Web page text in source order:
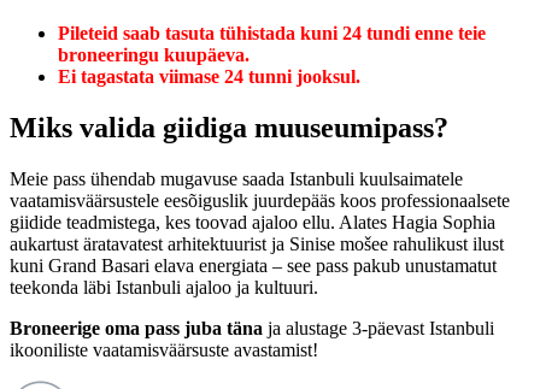
Pileteid saab tasuta tühistada kuni 24 tundi enne teie
broneeringu kuupäeva.
Ei tagastata viimase 24 tunni jooksul.
Miks valida giidiga muuseumipass?
Meie pass ühendab mugavuse saada Istanbuli kuulsaimatele
vaatamisväärsustele eesõiguslik juurdepääs koos professionaalsete
giidide teadmistega, kes toovad ajaloo ellu. Alates Hagia Sophia
aukartust äratavatest arhitektuurist ja Sinise mošee rahulikust ilust
kuni Grand Basari elava energiata – see pass pakub unustamatut
teekonda läbi Istanbuli ajaloo ja kultuuri.
Broneerige oma pass juba täna ja alustage 3-päevast Istanbuli
ikooniliste vaatamisväärsuste avastamist!